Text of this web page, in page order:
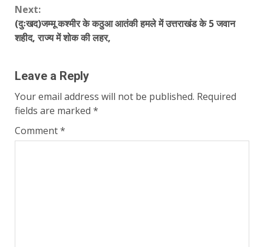
Next:
(दुःखद)जम्मू कश्मीर के कठुआ आतंकी हमले में उत्तराखंड के 5 जवान
शहीद, राज्य में शोक की लहर,
Leave a Reply
Your email address will not be published. Required
fields are marked *
Comment*